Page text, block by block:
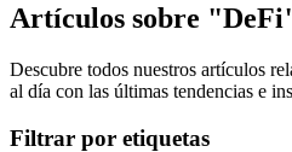
Artículos sobre
Descubre todos nuestros artículos
al día con las últimas tendencias e
Filtrar por etiquetas